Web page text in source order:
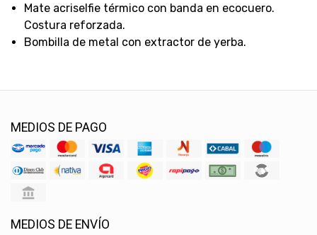
Mate acriselfie térmico con banda en ecocuero.
Costura reforzada.
Bombilla de metal con extractor de yerba.
MEDIOS DE PAGO
MEDIOS DE ENVÍO